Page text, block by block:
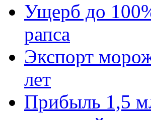
Ущерб до
рапса
Экспорт
лет
Прибыль 1,5